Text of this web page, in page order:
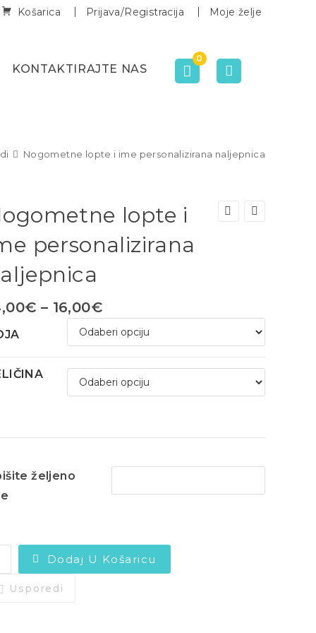
Košarica Prijava/Registracija Moje želje
KONTAKTIRAJTE NAS
0
Nogometne lopte i ime personalizirana naljepnica
lopte i
personalizirana
€ – 16,00€
željeno
Dodaj U Košaricu
Usporedi